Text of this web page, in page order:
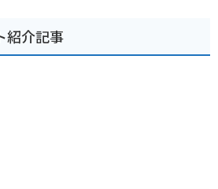
内や周辺の観光スポットへのアクセスも良いの
光拠点としても便利です。
紹介記事